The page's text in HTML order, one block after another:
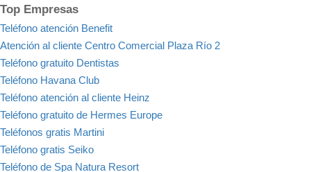
Top Empresas
Teléfono atención Benefit
Atención al cliente Centro Comercial Plaza Río 2
Teléfono gratuito Dentistas
Teléfono Havana Club
Teléfono atención al cliente Heinz
Teléfono gratuito de Hermes Europe
Teléfonos gratis Martini
Teléfono gratis Seiko
Teléfono de Spa Natura Resort